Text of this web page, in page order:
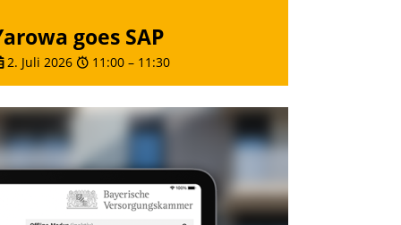
goes SAP
2. Juli 2026 11:00 – 11:30